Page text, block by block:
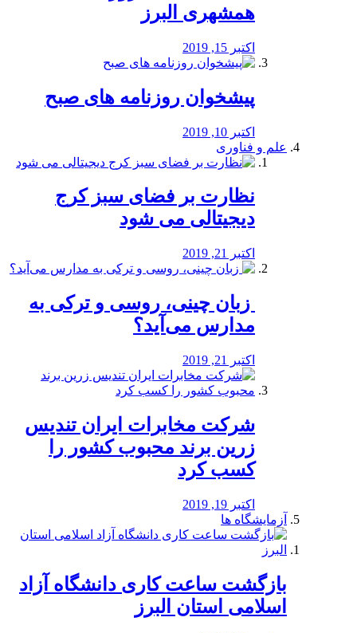
همشهری البرز
اکتبر 15, 2019
پیشخوان روزنامه های صبح
اکتبر 10, 2019
علم و فناوری
نظارت بر فضای سبز کرج
دیجیتالی می شود
اکتبر 21, 2019
️ زبان چینی، روسی و ترکی به
مدارس می‌آید؟
اکتبر 21, 2019
شرکت مخابرات ایران تندیس
زرین برند محبوب کشور را
کسب کرد
اکتبر 19, 2019
آزمایشگاه ها
بازگشت ساعت کاری دانشگاه آزاد
اسلامی استان البرز